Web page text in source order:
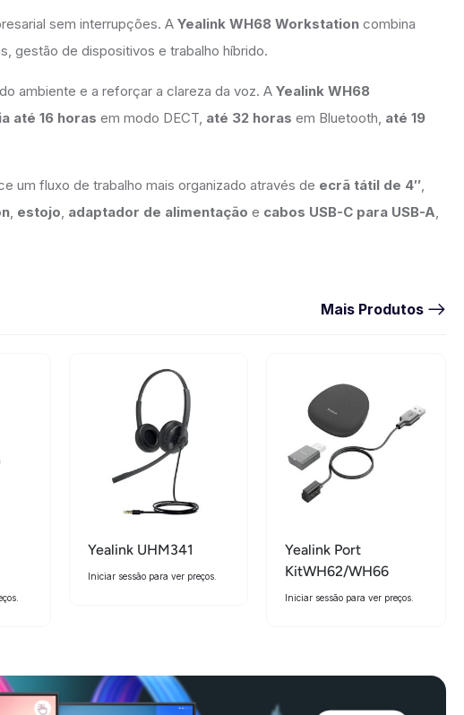
sem interrupções. A Yealink WH68 Workstation combina
gestão de dispositivos e trabalho híbrido.
ambiente e a reforçar a clareza da voz. A Yealink WH68
até 16 horas em modo DECT, até 32 horas em Bluetooth, até 19
um fluxo de trabalho mais organizado através de ecrã tátil de 4″,
, estojo, adaptador de alimentação e cabos USB-C para USB-A,
Mais Produtos
Yealink UHM341
Iniciar sessão para ver preços.
Yealink Port
KitWH62/WH66
Iniciar sessão para ver preços.